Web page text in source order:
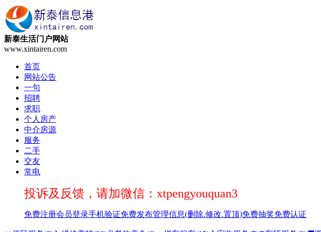
新泰生活门户网站
www.xintairen.com
首页
网站公告
一句
招聘
求职
个人房产
中介房源
服务
二手
交友
常电
投诉及反馈，请加微信：xtpengyouquan3
免费注册会员登录手机验证免费发布管理信息(删除.修改.置顶)免费抽奖免费认证